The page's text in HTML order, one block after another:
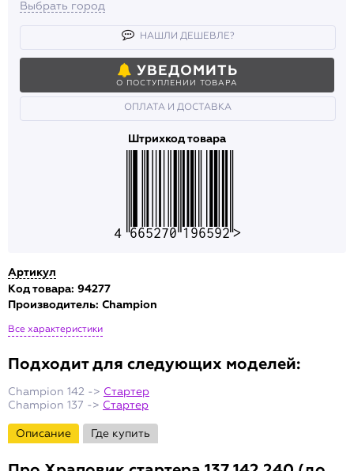
Выбрать город
НАШЛИ ДЕШЕВЛЕ?
УВЕДОМИТЬ
О ПОСТУПЛЕНИИ ТОВАРА
ОПЛАТА И ДОСТАВКА
Штрихкод товара
Артикул
Код товара: 94277
Производитель: Champion
Все характеристики
Подходит для следующих моделей:
Champion 142 -> Стартер
Champion 137 -> Стартер
Описание Где купить